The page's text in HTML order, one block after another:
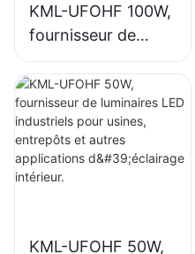
KML-UFOHF 100W,
fournisseur de
luminaires LED
industriels pour
usines, entrepôts
et autres
applications
d'éclairage
KML-UFOHF 50W,